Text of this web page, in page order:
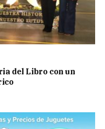
del Libro con un